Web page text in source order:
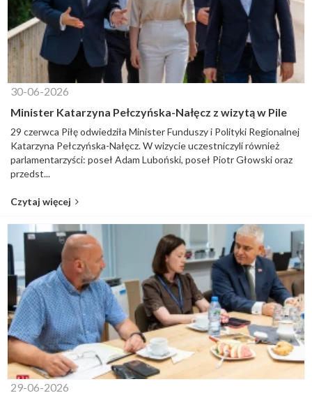
30-06-2026
Minister Katarzyna Pełczyńska-Nałęcz z wizytą w Pile
29 czerwca Piłę odwiedziła Minister Funduszy i Polityki Regionalnej
Katarzyna Pełczyńska-Nałęcz. W wizycie uczestniczyli również
parlamentarzyści: poseł Adam Luboński, poseł Piotr Głowski oraz
przedst...
Czytaj więcej
29-06-2026